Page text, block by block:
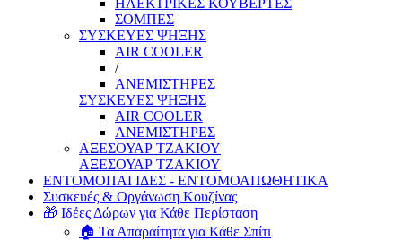
ΗΛΕΚΤΡΙΚΕΣ ΚΟΥΒΕΡΤΕΣ
ΣΟΜΠΕΣ
ΣΥΣΚΕΥΕΣ ΨΗΞΗΣ
AIR COOLER
/
ΑΝΕΜΙΣΤΗΡΕΣ
ΣΥΣΚΕΥΕΣ ΨΗΞΗΣ
AIR COOLER
ΑΝΕΜΙΣΤΗΡΕΣ
ΑΞΕΣΟΥΑΡ ΤΖΑΚΙΟΥ
ΑΞΕΣΟΥΑΡ ΤΖΑΚΙΟΥ
ΕΝΤΟΜΟΠΑΓΙΔΕΣ - ΕΝΤΟΜΟΑΠΩΘΗΤΙΚΑ
Συσκευές & Οργάνωση Κουζίνας
🎁 Ιδέες Δώρων για Κάθε Περίσταση
🏠 Τα Απαραίτητα για Κάθε Σπίτι